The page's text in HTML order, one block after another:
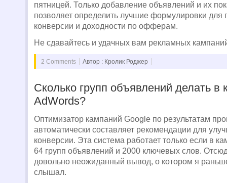
пятницей. Только добавление объявлений и их
позволяет определить лучшие формулировки
конверсии и доходности по офферам.
Не сдавайтесь и удачных вам рекламных
2 Comments Автор : Кролик Роджер
Сколько групп объявлений делать в
AdWords?
Оптимизатор кампаний Google по результатам
автоматически составляет рекомендации для
конверсии. Эта система работает только если в
64 групп объявлений и 2000 ключевых слов.
довольно неожиданный вывод, о котором я
слышал.